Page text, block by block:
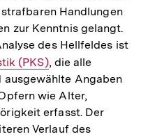
FußnoteHandlungen
zur Kenntnis gelangt.
des Hellfeldes ist
(PKS), die alle
Angaben
wie Alter,
erfasst. Der
Verlauf des